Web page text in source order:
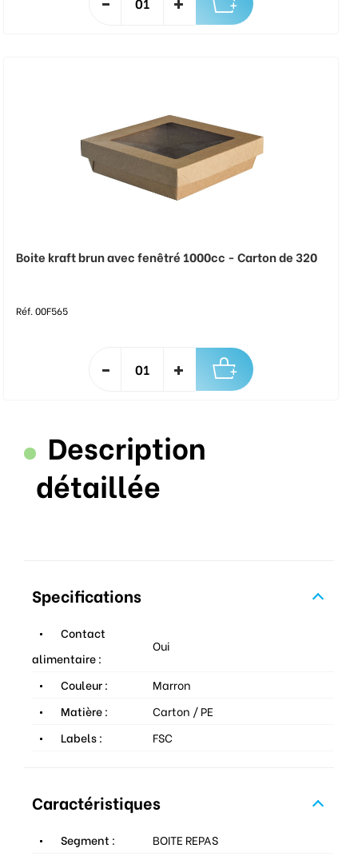
Boite kraft brun avec fenêtré 1000cc - Carton de 320
Réf. 00F565
Description
détaillée
Specifications
Contact
alimentaire :
Oui
Couleur :
Marron
Matière :
Carton / PE
Labels :
FSC
Caractéristiques
Segment : BOITE REPAS